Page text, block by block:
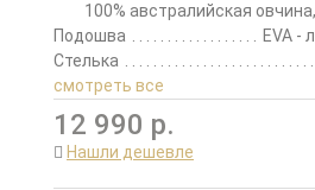
100% австралийская
Подошва
EVA -
Стелька
смотреть все
12 990 р.
Нашли дешевле